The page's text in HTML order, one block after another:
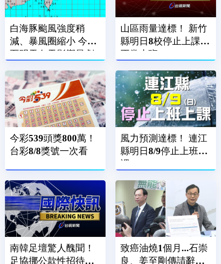
白海豚颱風強度稍
減、暴風圈縮小 今晚
至明天白天影響最劇
山區雨量達標！ 新竹
縣明日8校停止上課、
正常上班
今彩539頭獎800萬！
台彩8/8獎號一次看
風力預測達標！ 連江
縣明日8/9停止上班上
課
南韓足壇驚人醜聞！
足協挪公款性招待外
致癌油燒1個月...石崇
良、姜至剛傳請辭？